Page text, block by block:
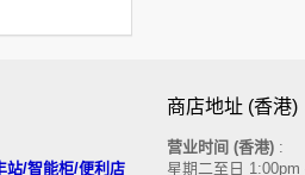
站/智能柜/便利店
商店地址 (香港)
营业时间 (香港) :
星期二至日 1:00pm